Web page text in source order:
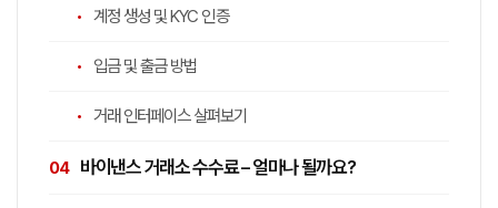
계정 생성 및 KYC 인증
입금 및 출금 방법
거래 인터페이스 살펴보기
바이낸스 거래소 수수료 – 얼마나 될까요?